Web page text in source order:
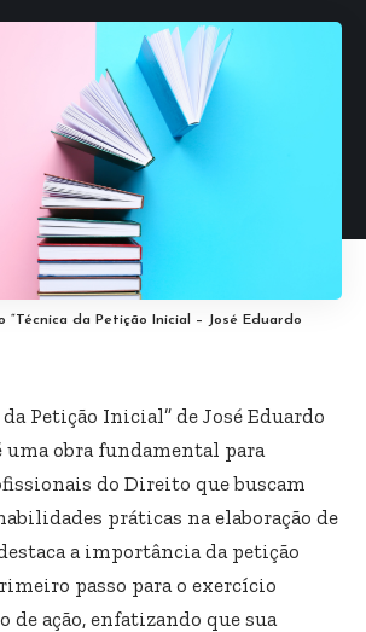
“Técnica da Petição Inicial – José Eduardo
Petição Inicial” de José Eduardo
obra fundamental para
do Direito que buscam
práticas na elaboração de
a importância da petição
passo para o exercício
ação, enfatizando que sua